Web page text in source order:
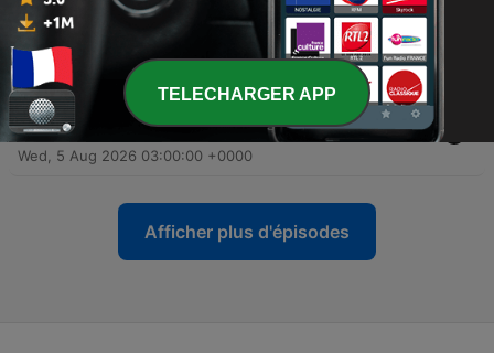
1561 - Warum das Matterhorn so viele Menschen
anzieht – trotz Warnungen
Thu, 6 Aug 2026 03:00:00 +0000
1560 - Geplatzter WM-Verkauf: Ist das der Anfang vom
Ende für Gianni Infantino?
Wed, 5 Aug 2026 03:00:00 +0000
Afficher plus d'épisodes
TELECHARGER APP